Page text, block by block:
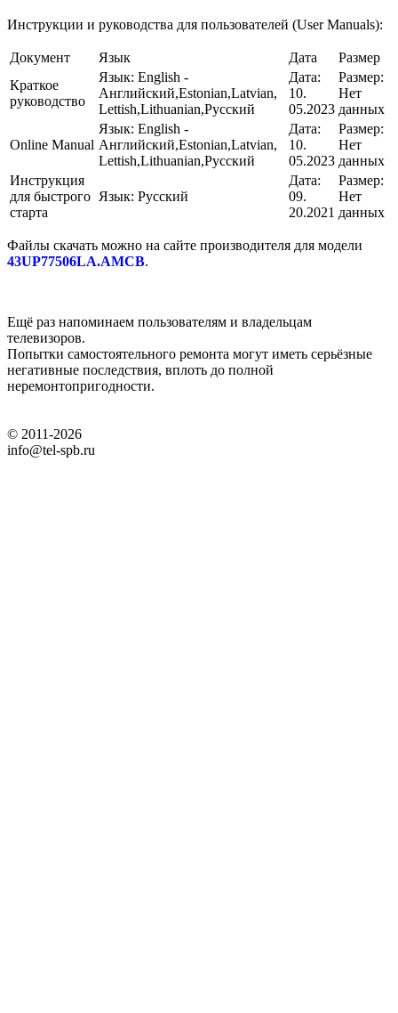
Инструкции и руководства для пользователей (User Manuals):
Документ Язык Дата
Размер
Краткое
руководство
Язык: English -
Английский,Estonian,Latvian,
Lettish,Lithuanian,Русский
Дата:
10.
05.2023
Размер:
Нет
данных
Online Manual
Язык: English -
Английский,Estonian,Latvian,
Lettish,Lithuanian,Русский
Дата:
10.
05.2023
Размер:
Нет
данных
Инструкция
для быстрого
старта
Язык: Русский
Дата:
09.
20.2021
Размер:
Нет
данных
Файлы скачать можно на сайте производителя для модели
43UP77506LA.AMCB.
Ещё раз напоминаем пользователям и владельцам
телевизоров.
Попытки самостоятельного ремонта могут иметь серьёзные
негативные последствия, вплоть до полной
неремонтопригодности.
© 2011-2026
info@tel-spb.ru